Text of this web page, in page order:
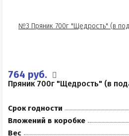
764 руб.
Пряник 700г "Щедрость" (в
Срок годности
Вложений в коробке
Вес